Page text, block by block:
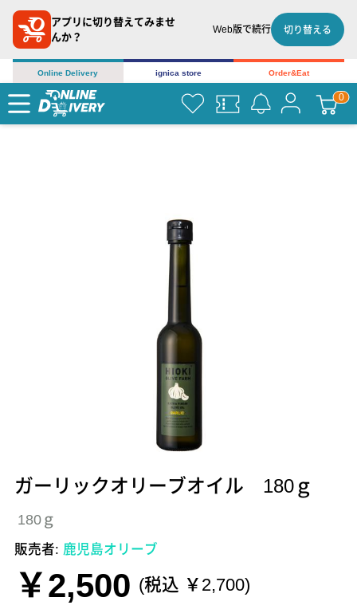
アプリに切り替えてみませ
んか？
Web版で続行 切り替える
Online Delivery ignica store Order&Eat
ガーリックオリーブオイル 180ｇ
180ｇ
販売者: 鹿児島オリーブ
￥2,500 (税込 ￥2,700)